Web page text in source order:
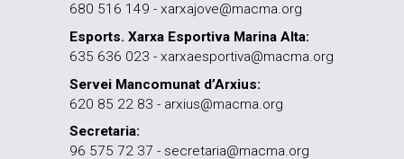
680 516 149 - xarxajove@macma.org
Esports. Xarxa Esportiva Marina Alta:
635 636 023 - xarxaesportiva@macma.org
Servei Mancomunat d’Arxius:
620 85 22 83 - arxius@macma.org
Secretaria:
96 575 72 37 - secretaria@macma.org